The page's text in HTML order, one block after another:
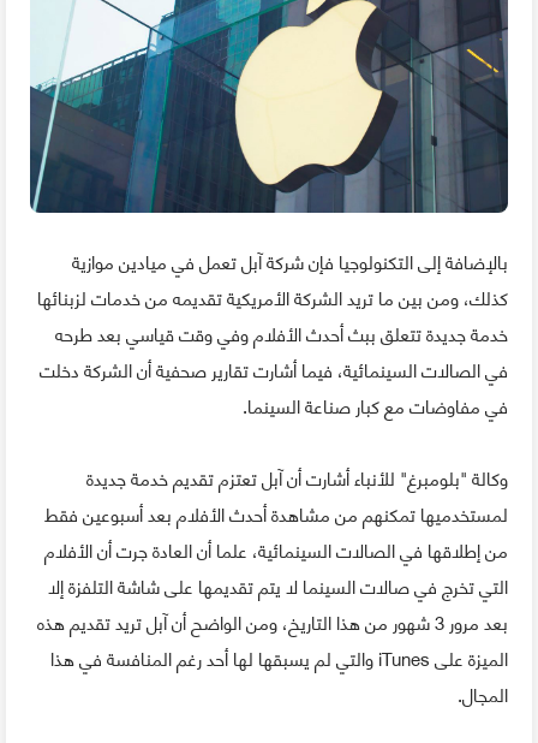
بالإضافة إلى التكنولوجيا فإن شركة آبل تعمل في ميادين موازية
كذلك، ومن بين ما تريد الشركة الأمريكية تقديمه من خدمات لزبنائها
خدمة جديدة تتعلق ببث أحدث الأفلام وفي وقت قياسي بعد طرحه
في الصالات السينمائية، فيما أشارت تقارير صحفية أن الشركة دخلت
في مفاوضات مع كبار صناعة السينما.
وكالة "بلومبرغ" للأنباء أشارت أن آبل تعتزم تقديم خدمة جديدة
لمستخدميها تمكنهم من مشاهدة أحدث الأفلام بعد أسبوعين فقط
من إطلاقها في الصالات السينمائية، علما أن العادة جرت أن الأفلام
التي تخرج في صالات السينما لا يتم تقديمها على شاشة التلفزة إلا
بعد مرور 3 شهور من هذا التاريخ، ومن الواضح أن آبل تريد تقديم هذه
الميزة على iTunes والتي لم يسبقها لها أحد رغم المنافسة في هذا
المجال.